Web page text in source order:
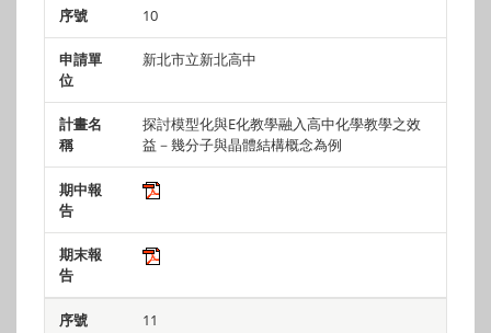
10
新北市立新北高中
探討模型化與E化教學融入高中化學教學之效
益－幾分子與晶體結構概念為例
11